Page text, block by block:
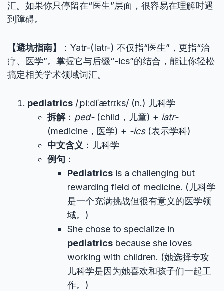
汇。如果你只停留在“医生”层面，很容易在理解时遇
到障碍。
【避坑指南】
：Yatr-(Iatr-) 不仅指“医生”，更指“治
疗、医学”。掌握它与后缀“-ics”的结合，能让你轻松
搞定相关学术领域词汇。
pediatrics /ˌpiːdiˈætrɪks/ (n.) 儿科学
拆解： ped-(child，儿童) + iatr-
(medicine，医学) + -ics(表示学科)
中文含义 ：儿科学
例句 ：
Pediatrics is a challenging but
rewarding field of medicine. (儿科学
是一个充满挑战但很有意义的医学领
域。)
She chose to specialize in
pediatrics because she loves
working with children. (她选择专攻
儿科学是因为她喜欢和孩子们一起工
作。)